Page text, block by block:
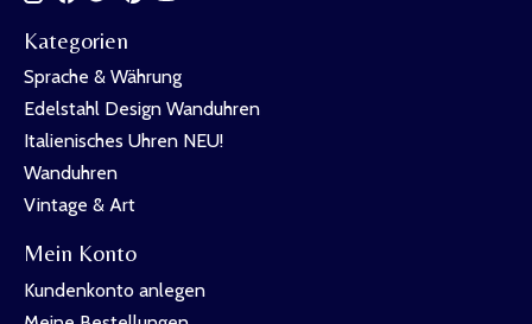
Kategorien
Sprache & Währung
Edelstahl Design Wanduhren
Italienisches Uhren NEU!
Wanduhren
Vintage & Art
Mein Konto
Kundenkonto anlegen